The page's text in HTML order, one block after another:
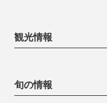
観光情報
旬の情報